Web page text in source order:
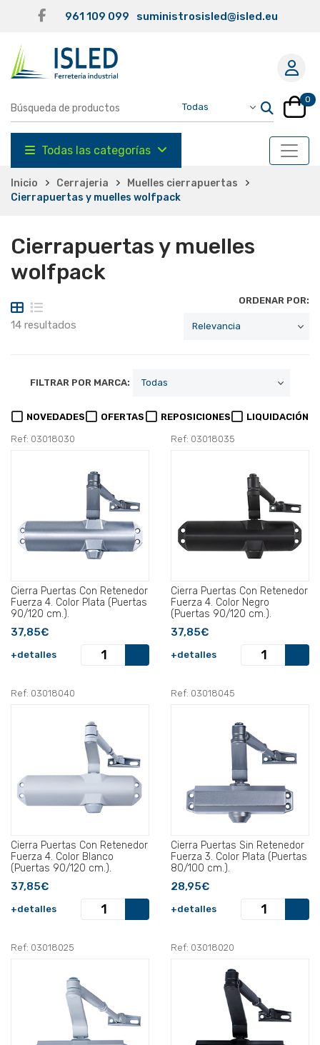
961 109 099 suministrosisled@isled.eu
0
Todas las categorías
Inicio Cerrajeria
Muelles cierrapuertas
Cierrapuertas y muelles wolfpack
Cierrapuertas y muelles
wolfpack
14 resultados
ORDENAR POR:
FILTRAR POR MARCA:
NOVEDADES OFERTAS REPOSICIONES LIQUIDACIÓN
Ref: 03018030
Cierra Puertas Con Retenedor
Fuerza 4. Color Plata (Puertas
90/120 cm.).
37,85€
+detalles
Ref: 03018035
Cierra Puertas Con Retenedor
Fuerza 4. Color Negro
(Puertas 90/120 cm.).
37,85€
+detalles
Ref: 03018040
Cierra Puertas Con Retenedor
Fuerza 4. Color Blanco
(Puertas 90/120 cm.).
37,85€
+detalles
Ref: 03018045
Cierra Puertas Sin Retenedor
Fuerza 3. Color Plata (Puertas
80/100 cm.).
28,95€
+detalles
Ref: 03018025 Ref: 03018020